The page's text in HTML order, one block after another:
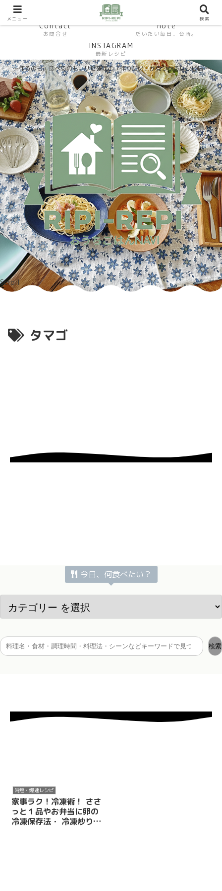
〜作るのも、食べるのも。リピ確定の「作りたい」が見つかるレシピ帖〜
Scroll
HP おうちごはんラボ
Contact
お問合せ
note
だいたい毎日、台所。
INSTAGRAM
最新レシピ
タマゴ
今日、何食べたい？
検索
時短・爆速レシピ
家事ラク！冷凍術！ ささ
っと１品やお弁当に卵の
冷凍保存法・ 冷凍炒り卵
メニュー 検索